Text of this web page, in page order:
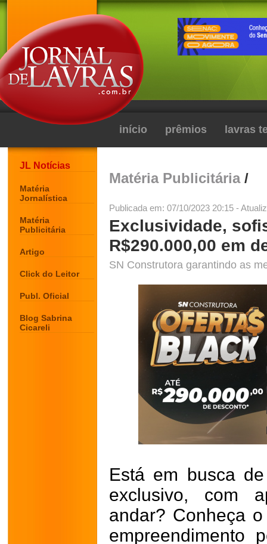
início prêmios lavras
JL Notícias
Matéria
Jornalística
Matéria
Publicitária
Artigo
Click do Leitor
Publ. Oficial
Blog Sabrina
Cicareli
Matéria Publicitária/
Publicada em: 07/10/2023 20:15 -
Exclusividade,
R$290.000,00 em
SN Construtora garantindo as
Está em busca
exclusivo, com
andar? Conheça
empreendimento